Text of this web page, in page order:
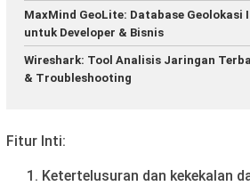
MaxMind GeoLite: Database Geolokasi
untuk Developer & Bisnis
Wireshark: Tool Analisis Jaringan
& Troubleshooting
Fitur Inti:
Ketertelusuran dan kekekalan